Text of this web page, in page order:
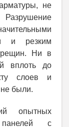
не
и резким
Ни в
вплоть до
слоев и
были.
опытных
панелей с